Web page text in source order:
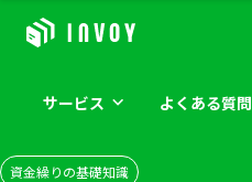
サービス よくある質問
資金繰りの基礎知識